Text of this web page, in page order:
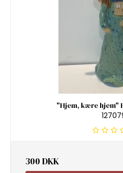
"Hjem, kære hjem"
300 DKK